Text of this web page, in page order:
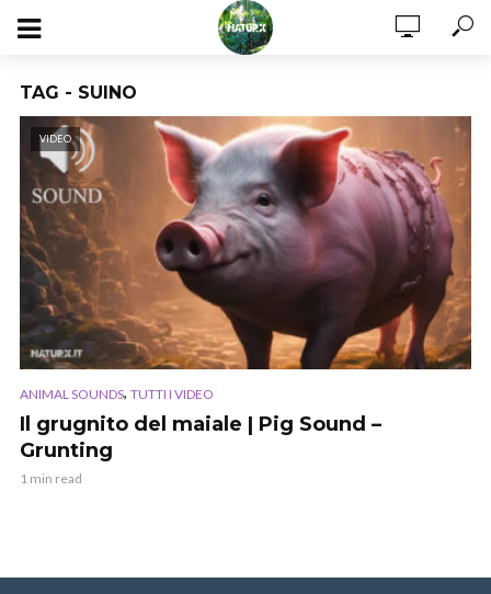
TAG - SUINO
VIDEO
ANIMAL SOUNDS, TUTTI I VIDEO
Il grugnito del maiale | Pig Sound –
Grunting
1 min read